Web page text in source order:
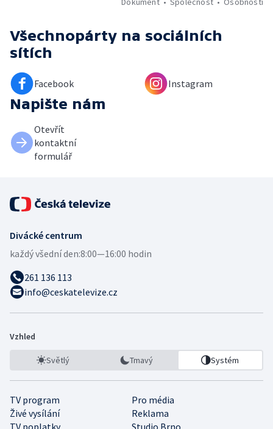
Všechnopárty na sociálních
sítích
Facebook Instagram
Napište nám
Otevřít
kontaktní
formulář
Divácké centrum
každý všední den:8:00—16:00 hodin
261 136 113
info@ceskatelevize.cz
Vzhled
Světlý Tmavý Systém
TV program
Pro média
Živé vysílání
Reklama